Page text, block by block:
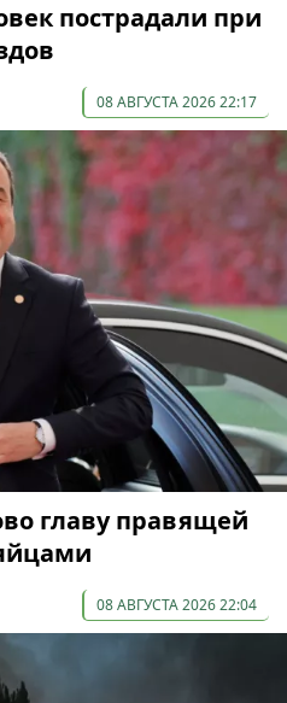
пострадали при
08 АВГУСТА 2026 22:17
главу правящей
08 АВГУСТА 2026 22:04